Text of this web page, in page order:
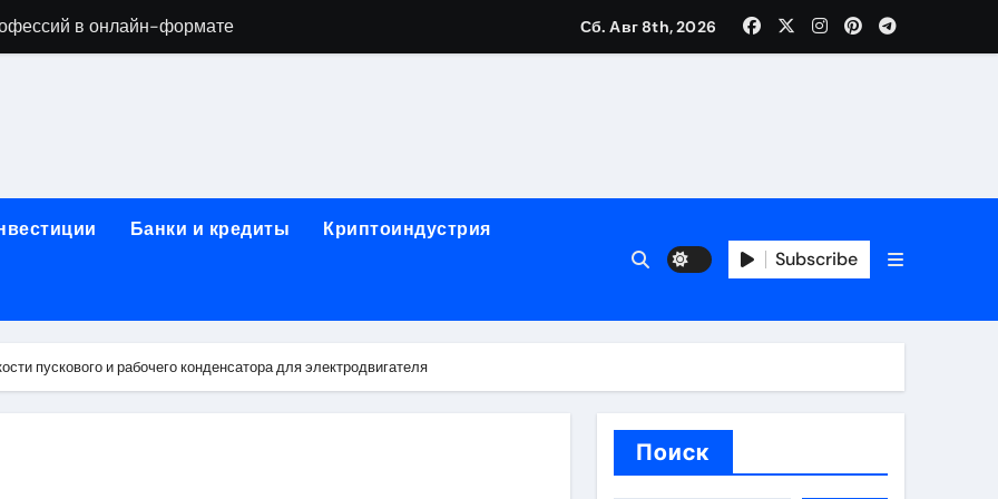
в онлайн-формате
мебельного щита, фанеры, шпона и паркетной химии в каталоге
из Китая в Казахстан: маршруты, таможенные процедуры и сроки
этапы строительства, проверка застройщика и сценарии оформления сделки
платежных карт без верификации и банковского участия с пополнением стейблкоином
станций серий T330 и T990
Сб. Авг 8th, 2026
Банки и кредиты Криптоиндустрия
Subscribe
пускового и рабочего конденсатора для электродвигателя
Поиск